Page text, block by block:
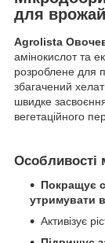
для
Agrolista
амінокислот та
розроблене для
збагачений
швидке
вегетаційного
Особливості
Покращує
утримувати
Активізує